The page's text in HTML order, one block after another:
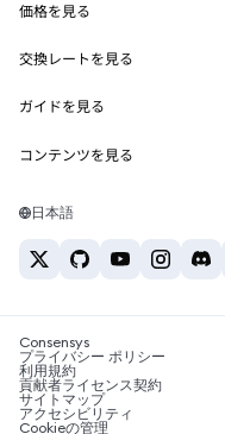
MetaMask Connect
Snaps
Web3サービス
セキュリティ
サポート
キャリア
お問い合わせ
価格を見る
イーサリアムの価格
Solanaの価格
Tetherの価格
交換レートを見る
ETH→USD
USDT→INR
BTC→INR
ETH→USDT
ガイドを見る
ETHの購入
USDTの購入
SHIBの購入
BNBの購入
コンテンツを見る
Solanaウォレット
税制関連ニュース
暗号資産の購入方法は？
ビットコインを売るには？
日本語
Consensys
プライバシー ポリシー
利用規約
貢献者ライセンス契約
サイトマップ
アクセシビリティ
Cookieの管理